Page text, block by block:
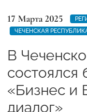
17 Марта 2025
ЧЕЧЕНСКАЯ
В
состоялся
«Бизнес и
диалог»